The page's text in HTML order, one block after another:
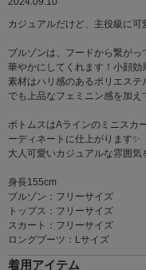
カジュアルだけど、主役級に
ブルゾンは、フードから繋が
華やかにしてくれます！小顔
素材はハリ感のあるポリエス
でも上品なフェミニン感を加え
ボトムスはAラインのミニスカ
ーディネートに仕上がります✨️
大人可愛いカジュアルな雰囲
身長155cm
ブルゾン：フリーサイズ
トップス：フリーサイズ
スカート：フリーサイズ
ロングブーツ：Lサイズ
着用アイテム